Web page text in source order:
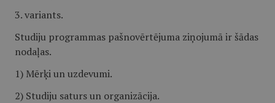
3. variants.
Studiju programmas pašnovērtējuma ziņojumā ir šādas
nodaļas.
1) Mērķi un uzdevumi.
2) Studiju saturs un organizācija.